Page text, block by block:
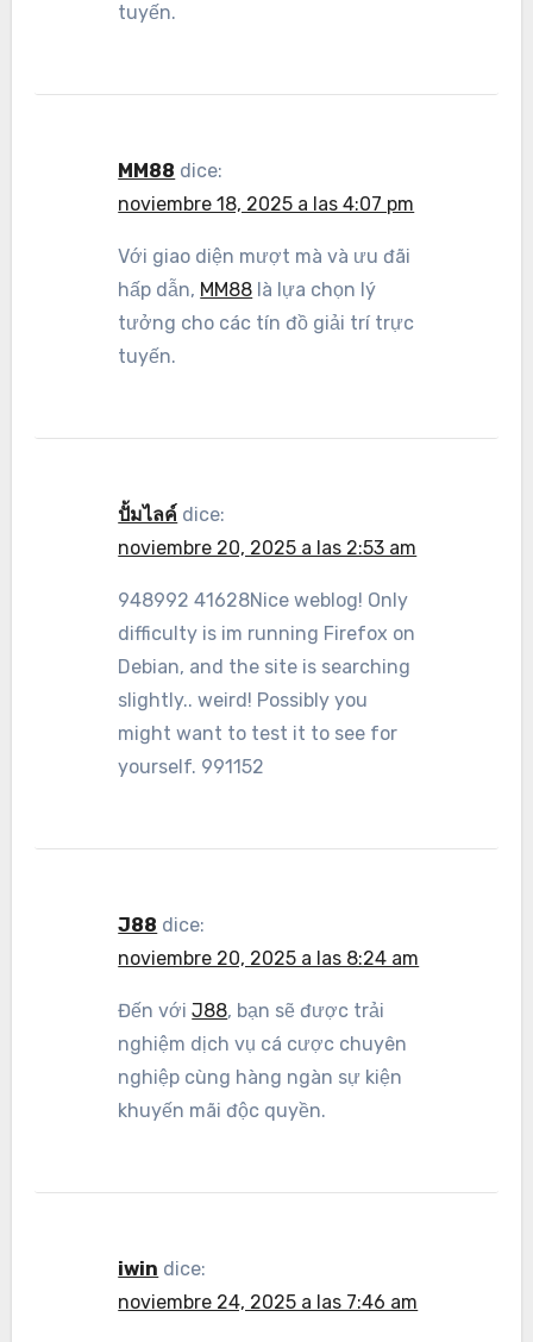
tuyến.
MM88 dice:
noviembre 18, 2025 a las 4:07 pm
Với giao diện mượt mà và ưu đãi
hấp dẫn, MM88 là lựa chọn lý
tưởng cho các tín đồ giải trí trực
tuyến.
ปั้มไลค์ dice:
noviembre 20, 2025 a las 2:53 am
948992 41628Nice weblog! Only
difficulty is im running Firefox on
Debian, and the site is searching
slightly.. weird! Possibly you
might want to test it to see for
yourself. 991152
J88 dice:
noviembre 20, 2025 a las 8:24 am
Đến vớiJ88, bạn sẽ được trải
nghiệm dịch vụ cá cược chuyên
nghiệp cùng hàng ngàn sự kiện
khuyến mãi độc quyền.
iwin dice:
noviembre 24, 2025 a las 7:46 am